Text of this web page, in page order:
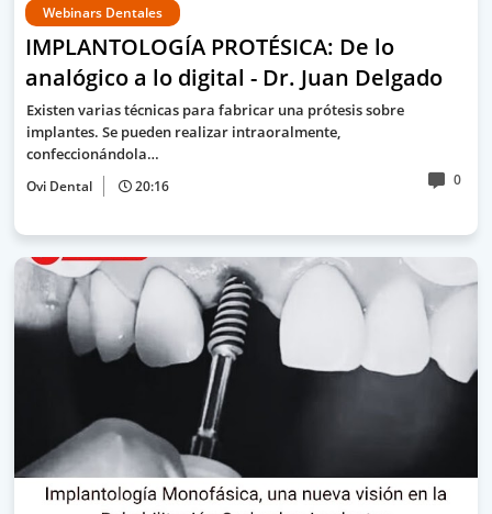
Webinars Dentales
IMPLANTOLOGÍA PROTÉSICA: De lo
analógico a lo digital - Dr. Juan Delgado
Existen varias técnicas para fabricar una prótesis sobre
implantes. Se pueden realizar intraoralmente,
confeccionándola…
Ovi Dental 20:16 0